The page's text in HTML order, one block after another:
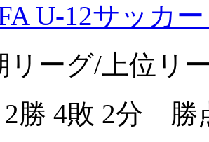
U-12サッカー
リーグ/上位リ
2勝 4敗 2分 勝